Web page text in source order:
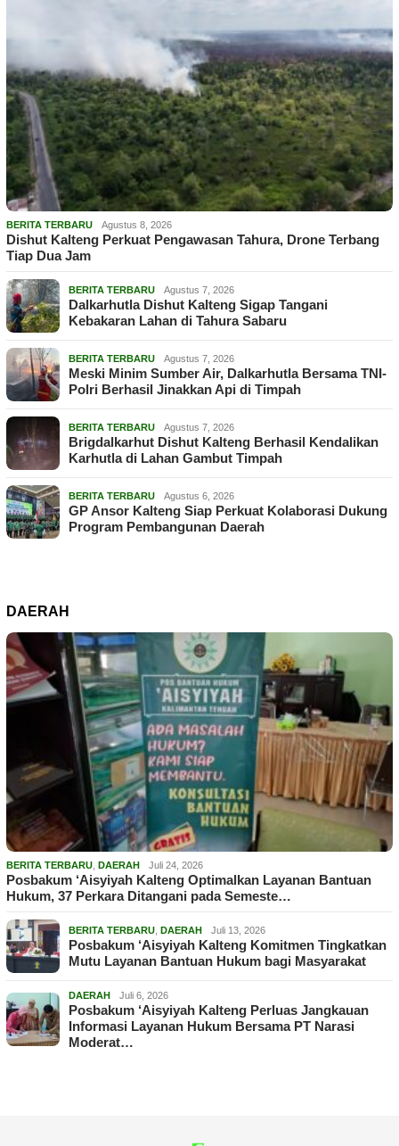
BERITA TERBARU Agustus 8, 2026
Dishut Kalteng Perkuat Pengawasan Tahura, Drone Terbang
Tiap Dua Jam
BERITA TERBARU Agustus 7, 2026
Dalkarhutla Dishut Kalteng Sigap Tangani
Kebakaran Lahan di Tahura Sabaru
BERITA TERBARU Agustus 7, 2026
Meski Minim Sumber Air, Dalkarhutla Bersama TNI-
Polri Berhasil Jinakkan Api di Timpah
BERITA TERBARU Agustus 7, 2026
Brigdalkarhut Dishut Kalteng Berhasil Kendalikan
Karhutla di Lahan Gambut Timpah
BERITA TERBARU Agustus 6, 2026
GP Ansor Kalteng Siap Perkuat Kolaborasi Dukung
Program Pembangunan Daerah
DAERAH
BERITA TERBARU DAERAH Juli 24, 2026
Posbakum ‘Aisyiyah Kalteng Optimalkan Layanan Bantuan
Hukum, 37 Perkara Ditangani pada Semeste…
BERITA TERBARU DAERAH Juli 13, 2026
Posbakum ‘Aisyiyah Kalteng Komitmen Tingkatkan
Mutu Layanan Bantuan Hukum bagi Masyarakat
DAERAH Juli 6, 2026
Posbakum ‘Aisyiyah Kalteng Perluas Jangkauan
Informasi Layanan Hukum Bersama PT Narasi
Moderat…